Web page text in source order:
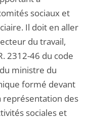
sociaux et
Il doit en aller
du travail,
2312-46 du code
ministre du
formé devant
représentation des
sociales et